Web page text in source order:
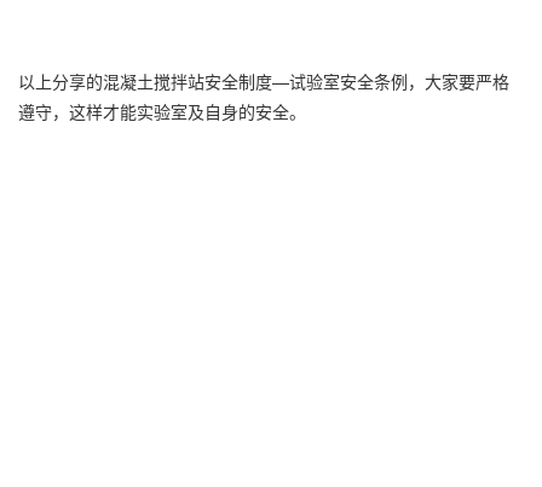
以上分享的混凝土搅拌站安全制度—试验室安全条例，大家要严格
遵守，这样才能实验室及自身的安全。